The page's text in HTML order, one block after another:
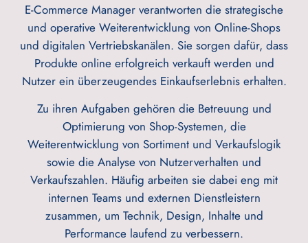
E-Commerce Manager verantworten die strategische
und operative Weiterentwicklung von Online-Shops
und digitalen Vertriebskanälen. Sie sorgen dafür, dass
Produkte online erfolgreich verkauft werden und
Nutzer ein überzeugendes Einkaufserlebnis erhalten.
Zu ihren Aufgaben gehören die Betreuung und
Optimierung von Shop-Systemen, die
Weiterentwicklung von Sortiment und Verkaufslogik
sowie die Analyse von Nutzerverhalten und
Verkaufszahlen. Häufig arbeiten sie dabei eng mit
internen Teams und externen Dienstleistern
zusammen, um Technik, Design, Inhalte und
Performance laufend zu verbessern.